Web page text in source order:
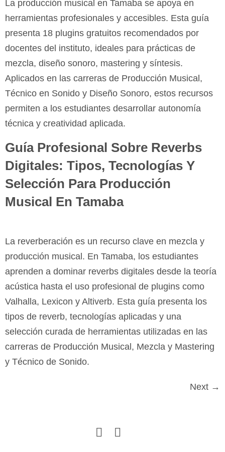
La producción musical en Tamaba se apoya en
herramientas profesionales y accesibles. Esta guía
presenta 18 plugins gratuitos recomendados por
docentes del instituto, ideales para prácticas de
mezcla, diseño sonoro, mastering y síntesis.
Aplicados en las carreras de Producción Musical,
Técnico en Sonido y Diseño Sonoro, estos recursos
permiten a los estudiantes desarrollar autonomía
técnica y creatividad aplicada.
Guía Profesional Sobre Reverbs
Digitales: Tipos, Tecnologías Y
Selección Para Producción
Musical En Tamaba
La reverberación es un recurso clave en mezcla y
producción musical. En Tamaba, los estudiantes
aprenden a dominar reverbs digitales desde la teoría
acústica hasta el uso profesional de plugins como
Valhalla, Lexicon y Altiverb. Esta guía presenta los
tipos de reverb, tecnologías aplicadas y una
selección curada de herramientas utilizadas en las
carreras de Producción Musical, Mezcla y Mastering
y Técnico de Sonido.
Next →